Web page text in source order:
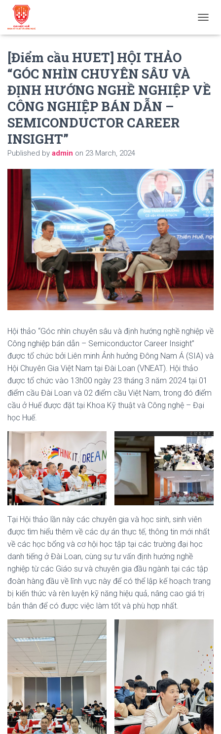
O
N
A
[Điểm cầu HUET] HỘI THẢO
“GÓC NHÌN CHUYÊN SÂU VÀ
ĐỊNH HƯỚNG NGHỀ NGHIỆP VỀ
CÔNG NGHIỆP BÁN DẪN –
SEMICONDUCTOR CAREER
INSIGHT”
Published by admin on 23 March, 2024
Hội thảo “Góc nhìn chuyên sâu và định hướng nghề nghiệp về
Công nghiệp bán dẫn – Semiconductor Career Insight”
được tổ chức bởi Liên minh Ảnh hưởng Đông Nam Á (SIA) và
Hội Chuyên Gia Việt Nam tại Đài Loan (VNEAT). Hội thảo
được tổ chức vào 13h00 ngày 23 tháng 3 năm 2024 tại 01
điểm cầu Đài Loan và 02 điểm cầu Việt Nam, trong đó điểm
cầu ở Huế được đặt tại Khoa Kỹ thuật và Công nghệ – Đại
học Huế.
Tại Hội thảo lần này các chuyên gia và học sinh, sinh viên
được tìm hiểu thêm về các dự án thực tế, thông tin mới nhất
về các học bổng và cơ hội học tập tại các trường đại học
danh tiếng ở Đài Loan, cùng sự tư vấn định hướng nghề
nghiệp từ các Giáo sư và chuyên gia đầu ngành tại các tập
đoàn hàng đầu về lĩnh vực này để có thể lập kế hoạch trang
bị kiến thức và rèn luyện kỹ năng hiệu quả, nâng cao giá trị
bản thân để có được việc làm tốt và phù hợp nhất.